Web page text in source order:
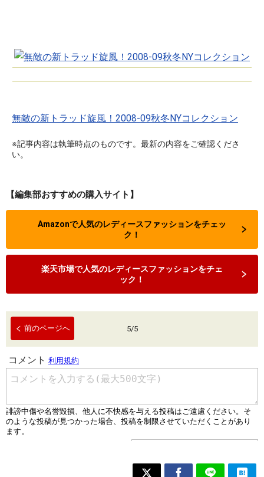
無敵の新トラッド旋風！2008-09秋冬NYコレクション
※記事内容は執筆時点のものです。最新の内容をご確認くださ
い。
【編集部おすすめの購入サイト】
Amazonで人気のレディースファッションをチェッ
ク！
楽天市場で人気のレディースファッションをチェ
ック！
前のページへ 5/5